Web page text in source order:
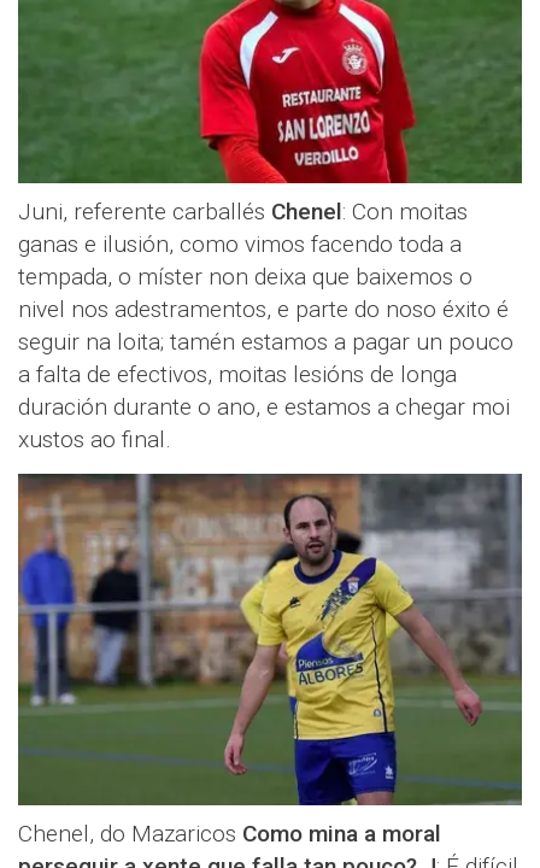
Juni, referente carballés Chenel: Con moitas
ganas e ilusión, como vimos facendo toda a
tempada, o míster non deixa que baixemos o
nivel nos adestramentos, e parte do noso éxito é
seguir na loita; tamén estamos a pagar un pouco
a falta de efectivos, moitas lesións de longa
duración durante o ano, e estamos a chegar moi
xustos ao final.
Chenel, do Mazaricos Como mina a moral